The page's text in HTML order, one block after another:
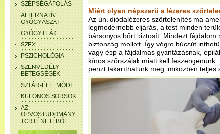
SZÉPSÉGÁPOLÁS
ALTERNATÍV
GYÓGYÁSZAT
GYÓGYTEÁK
SZEX
PSZICHOLÓGIA
SZENVEDÉLY-
BETEGSÉGEK
SZTÁR-ÉLETMÓDI
KÜLÖNÖS SORSOK
AZ
ORVOSTUDOMÁNY
TÖRTÉNETÉBŐL
Miért olyan népszerű a lézeres
Az ún. diódalézeres szőrtelenítés ma
legmodernebb eljárás, a test minden
bársonyos bőrt biztosít. Mindezt fájdalom
biztonság mellett. Így végre búcsút
vagy épp a fájdalmas gyantázásnak,
kínos szőrszálak miatt kell
pénzt takaríthatunk meg, miközben teljes